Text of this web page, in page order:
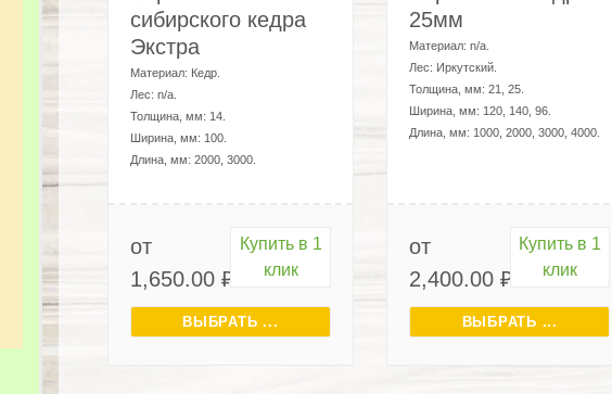
сибирского кедра
Экстра
Материал: Кедр.
Лес: n/a.
Толщина, мм: 14.
Ширина, мм: 100.
Длина, мм: 2000, 3000.
от
1,650.00 ₽
Купить в 1
клик
ВЫБРАТЬ ...
25мм
Материал: n/a.
Лес: Иркутский.
Толщина, мм: 21, 25.
Ширина, мм: 120, 140, 96.
Длина, мм: 1000, 2000, 3000, 4000.
от
2,400.00 ₽
Купить в 1
клик
ВЫБРАТЬ ...